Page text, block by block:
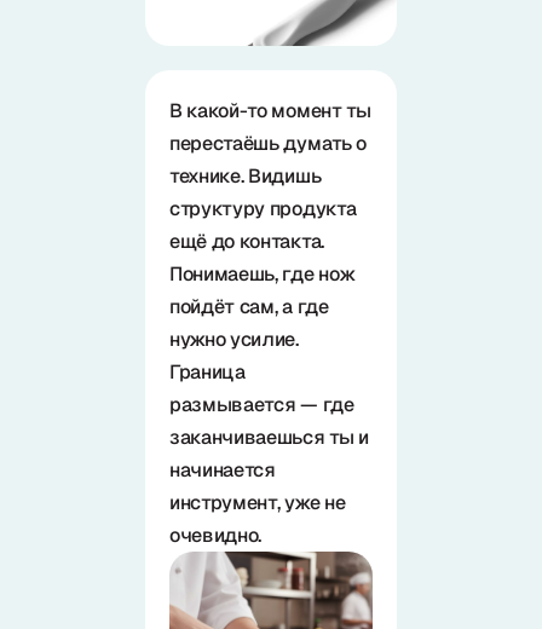
В какой-то момент ты
перестаёшь думать о
технике. Видишь
структуру продукта
ещё до контакта.
Понимаешь, где нож
пойдёт сам, а где
нужно усилие.
Граница
размывается — где
заканчиваешься ты и
начинается
инструмент, уже не
очевидно.